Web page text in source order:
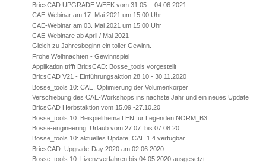
BricsCAD UPGRADE WEEK vom 31.05. - 04.06.2021
CAE-Webinar am 17. Mai 2021 um 15:00 Uhr
CAE-Webinar am 03. Mai 2021 um 15:00 Uhr
CAE-Webinare ab April / Mai 2021
Gleich zu Jahresbeginn ein toller Gewinn.
Frohe Weihnachten - Gewinnspiel
Applikation trifft BricsCAD: Bosse_tools vorgestellt
BricsCAD V21 - Einführungsaktion 28.10 - 30.11.2020
Bosse_tools 10: CAE, Optimierung der Volumenkörper
Verschiebung des CAE-Workshops ins nächste Jahr und ein neues Update
BricsCAD Herbstaktion vom 15.09.-27.10.20
Bosse_tools 10: Beispielthema LEN für Legenden NORM_B3
Bosse-engineering: Urlaub vom 27.07. bis 07.08.20
Bosse_tools 10: aktuelles Update, CAE 1.4 verfügbar
BricsCAD: Upgrade-Day 2020 am 02.06.2020
Bosse_tools 10: Lizenzverfahren bis 04.05.2020 ausgesetzt